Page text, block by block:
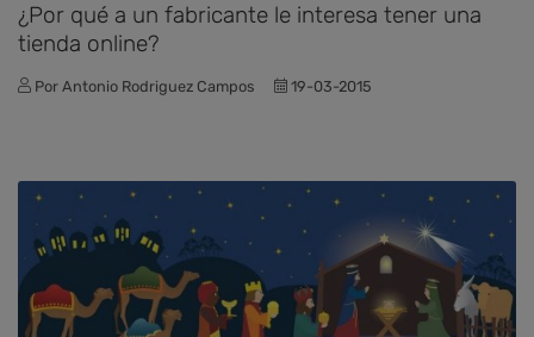
¿Por qué a un fabricante le interesa tener una
tienda online?
Por Antonio Rodriguez Campos 19-03-2015